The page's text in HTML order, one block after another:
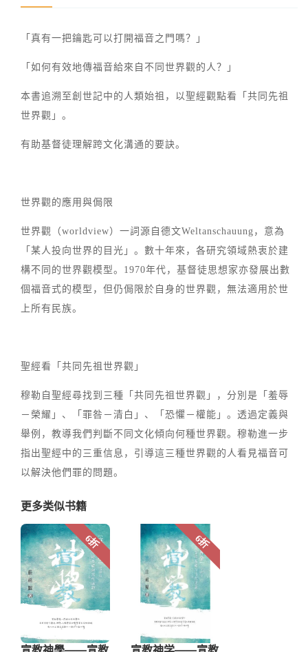
「真有一把鑰匙可以打開福音之門嗎？」
「如何有效地傳福音給來自不同世界觀的人？」
本書追溯至創世記中的人類始祖，以聖經觀點看「共同先祖
世界觀」。
有助基督徒理解跨文化溝通的要訣。
世界觀的應用與侷限
世界觀（worldview）一詞源自德文Weltanschauung，意為
「某人投向世界的目光」。數十年來，各研究領域熱衷於建
構不同的世界觀模型。1970年代，基督徒思想家亦發展出數
個福音式的模型，但仍侷限於自身的世界觀，無法適用於世
上所有民族。
聖經看「共同先祖世界觀」
穆勒自聖經尋找到三種「共同先祖世界觀」，分別是「羞辱
－榮耀」、「罪咎－清白」、「恐懼－權能」。透過定義與
舉例，教導我們判斷不同文化傾向何種世界觀。穆勒進一步
指出聖經中的三重信息，引導這三種世界觀的人看見福音可
以解決他們罪的問題。
更多类似书籍